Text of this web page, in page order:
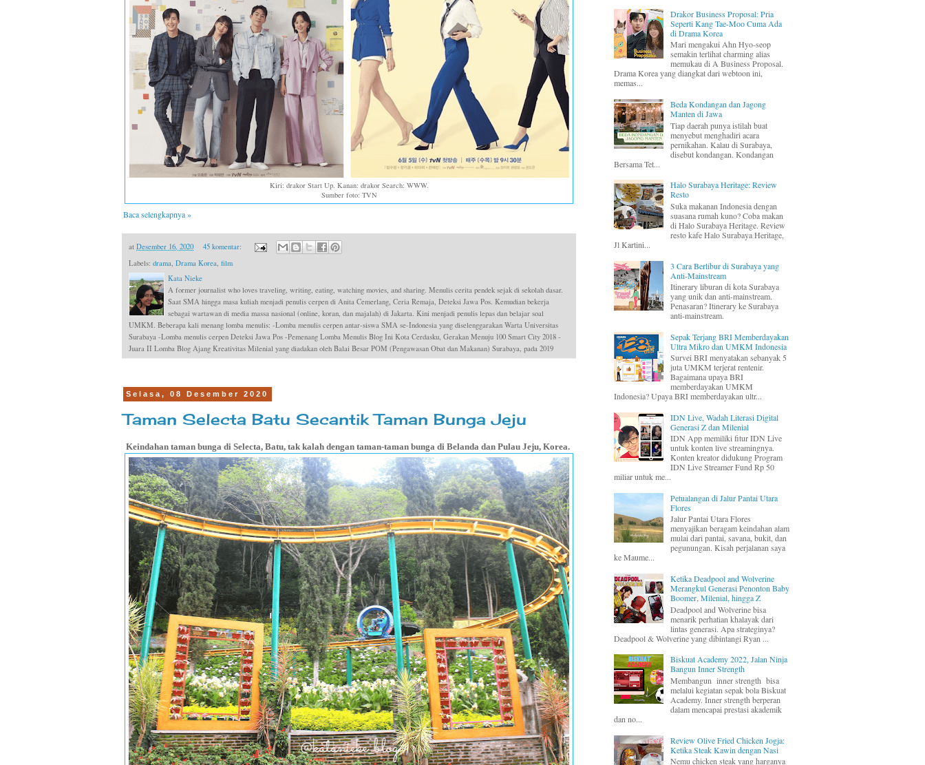
Kiri: drakor Start Up. Kanan: drakor Search: WWW.
Sumber foto: TVN
Baca selengkapnya »
at Desember 16, 2020
45 komentar:
Labels: drama, Drama Korea, film
Kata Nieke
A former journalist who loves traveling, writing, eating, watching movies, and sharing. Menulis cerita pendek sejak di sekolah dasar.
Saat SMA hingga masa kuliah menjadi penulis cerpen di Anita Cemerlang, Ceria Remaja, Deteksi Jawa Pos. Kemudian bekerja
sebagai wartawan di media massa nasional (online, koran, dan majalah) di Jakarta. Kini menjadi penulis lepas dan belajar soal
UMKM. Beberapa kali menang lomba menulis: -Lomba menulis cerpen antar-siswa SMA se-Indonesia yang diselenggarakan Warta Universitas
Surabaya -Lomba menulis cerpen Deteksi Jawa Pos -Pemenang Lomba Menulis Blog Ini Kota Cerdasku, Gerakan Menuju 100 Smart City 2018 -
Juara II Lomba Blog Ajang Kreativitas Milenial yang diadakan oleh Balai Besar POM (Pengawasan Obat dan Makanan) Surabaya, pada 2019
Selasa, 08 Desember 2020
Taman Selecta Batu Secantik Taman Bunga Jeju
Keindahan taman bunga di Selecta, Batu, tak kalah dengan taman-taman bunga di Belanda dan Pulau Jeju, Korea.
Drakor Business Proposal: Pria
Seperti Kang Tae-Moo Cuma Ada
di Drama Korea
Mari mengakui Ahn Hyo-seop
semakin terlihat charming alias
memukau di A Business Proposal.
Drama Korea yang diangkat dari webtoon ini,
memas...
Beda Kondangan dan Jagong
Manten di Jawa
Tiap daerah punya istilah buat
menyebut menghadiri acara
pernikahan. Kalau di Surabaya,
disebut kondangan. Kondangan
Bersama Tet...
Halo Surabaya Heritage: Review
Resto
Suka makanan Indonesia dengan
suasana rumah kuno? Coba makan
di Halo Surabaya Heritage. Review
resto kafe Halo Surabaya Heritage,
Jl Kartini...
3 Cara Berlibur di Surabaya yang
Anti-Mainstream
Itinerary liburan di kota Surabaya
yang unik dan anti-mainstream.
Penasaran? Itinerary ke Surabaya
anti-mainstream.
Sepak Terjang BRI Memberdayakan
Ultra Mikro dan UMKM Indonesia
Survei BRI menyatakan sebanyak 5
juta UMKM terjerat rentenir.
Bagaimana upaya BRI
memberdayakan UMKM
Indonesia? Upaya BRI memberdayakan ultr...
IDN Live, Wadah Literasi Digital
Generasi Z dan Milenial
IDN App memiliki fitur IDN Live
untuk konten live streamingnya.
Konten kreator didukung Program
IDN Live Streamer Fund Rp 50
miliar untuk me...
Petualangan di Jalur Pantai Utara
Flores
Jalur Pantai Utara Flores
menyajikan beragam keindahan alam
mulai dari pantai, savana, bukit, dan
pegunungan. Kisah perjalanan saya
ke Maume...
Ketika Deadpool and Wolverine
Merangkul Generasi Penonton Baby
Boomer, Milenial, hingga Z
Deadpool and Wolverine bisa
menarik perhatian khalayak dari
lintas generasi. Apa strateginya?
Deadpool & Wolverine yang dibintangi Ryan ...
Biskuat Academy 2022, Jalan Ninja
Bangun Inner Strength
Membangun inner strength bisa
melalui kegiatan sepak bola Biskuat
Academy. Inner strength berperan
dalam mencapai prestasi akademik
dan no...
Review Olive Fried Chicken Jogja:
Ketika Steak Kawin dengan Nasi
Nemu chicken steak yang harganya